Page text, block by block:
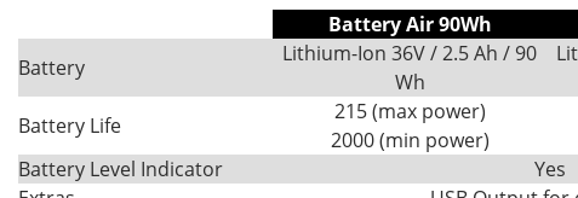
Battery Air 90Wh
Battery
Lithium-Ion 36V / 2.5 Ah / 90
Wh
Battery Life
215 (max power)
2000 (min power)
Battery Level Indicator
Yes